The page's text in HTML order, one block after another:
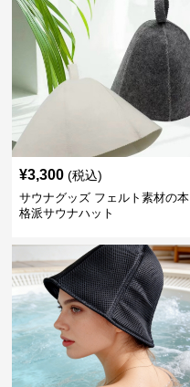
¥3,300 (税込)
サウナグッズ フェルト素材の本
格派サウナハット